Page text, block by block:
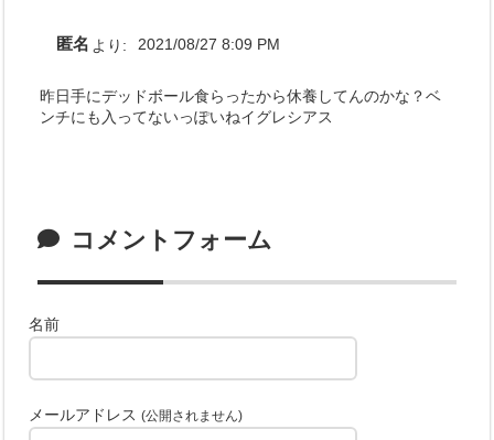
匿名 より: 2021/08/27 8:09 PM
昨日手にデッドボール食らったから休養してんのかな？ベ
ンチにも入ってないっぽいねイグレシアス
コメントフォーム
名前
メールアドレス(公開されません)